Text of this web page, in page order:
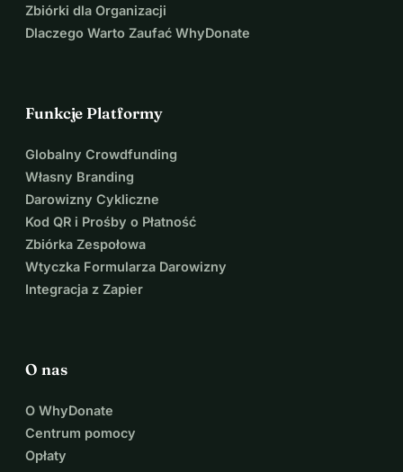
Zbiórki dla Organizacji
Dlaczego Warto Zaufać WhyDonate
Funkcje Platformy
Globalny Crowdfunding
Własny Branding
Darowizny Cykliczne
Kod QR i Prośby o Płatność
Zbiórka Zespołowa
Wtyczka Formularza Darowizny
Integracja z Zapier
O nas
O WhyDonate
Centrum pomocy
Opłaty